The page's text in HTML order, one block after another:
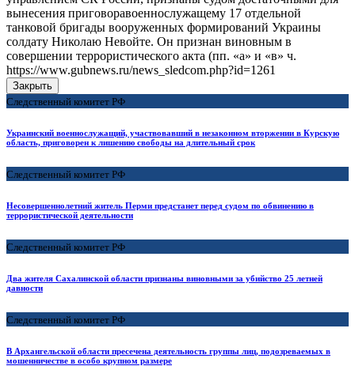
вынесения приговоравоеннослужащему 17 отдельной
танковой бригады вооруженных формирований Украины
солдату Николаю Невойте. Он признан виновным в
совершении террористического акта (пп. «а» и «в» ч.
https://www.gubnews.ru/news_sledcom.php?id=1261
Закрыть
Следственный комитет РФ
Украинский военнослужащий, участвовавший в незаконном вторжении в Курскую
область, приговорен к лишению свободы на длительный срок
Следственный комитет РФ
Несовершеннолетний житель Перми предстанет перед судом по обвинению в
террористической деятельности
Следственный комитет РФ
Два жителя Сахалинской области признаны виновными за убийство 25 летней
давности
Следственный комитет РФ
В Архангельской области пресечена деятельность группы лиц, подозреваемых в
мошенничестве в особо крупном размере